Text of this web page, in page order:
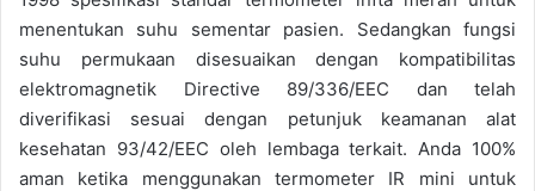
menentukan suhu sementar pasien. Sedangkan fungsi
suhu permukaan disesuaikan dengan kompatibilitas
elektromagnetik Directive 89/336/EEC dan telah
diverifikasi sesuai dengan petunjuk keamanan alat
kesehatan 93/42/EEC oleh lembaga terkait. Anda 100%
aman ketika menggunakan termometer IR mini untuk